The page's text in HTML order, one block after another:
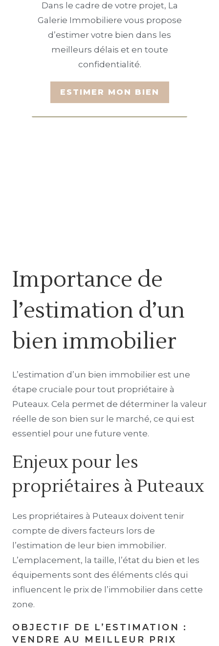
Dans le cadre de votre projet, La
Galerie Immobiliere vous propose
d’estimer votre bien dans les
meilleurs délais et en toute
confidentialité.
Importance de
l’estimation d’un
bien immobilier
L’estimation d’un bien immobilier est une
étape cruciale pour tout propriétaire à
Puteaux. Cela permet de déterminer la valeur
réelle de son bien sur le marché, ce qui est
essentiel pour une future vente.
Enjeux pour les
propriétaires à Puteaux
Les propriétaires à Puteaux doivent tenir
compte de divers facteurs lors de
l’estimation de leur bien immobilier.
L’emplacement, la taille, l’état du bien et les
équipements sont des éléments clés qui
influencent le prix de l’immobilier dans cette
zone.
OBJECTIF DE L’ESTIMATION :
VENDRE AU MEILLEUR PRIX